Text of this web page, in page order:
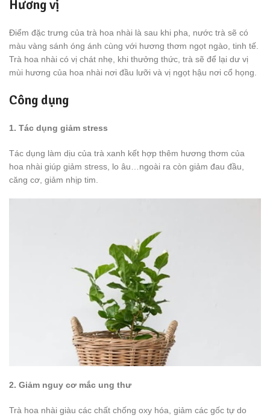
Hương vị
Điểm đặc trưng của trà hoa nhài là sau khi pha, nước trà sẽ có
màu vàng sánh óng ánh cùng với hương thơm ngọt ngào, tinh tế.
Trà hoa nhài có vị chát nhẹ, khi thưởng thức, trà sẽ để lại dư vị
mùi hương của hoa nhài nơi đầu lưỡi và vị ngọt hậu nơi cổ họng.
Công dụng
1. Tác dụng giảm stress
Tác dụng làm dịu của trà xanh kết hợp thêm hương thơm của
hoa nhài giúp giảm stress, lo âu…ngoài ra còn giảm đau đầu,
căng cơ, giảm nhịp tim.
2. Giảm nguy cơ mắc ung thư
Trà hoa nhài giàu các chất chống oxy hóa, giảm các gốc tự do